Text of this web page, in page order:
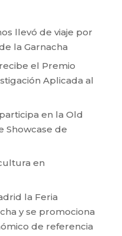
llevó de viaje por
la Garnacha
el Premio
Aplicada al
en la Old
Showcase de
en
la Feria
y se promociona
de referencia